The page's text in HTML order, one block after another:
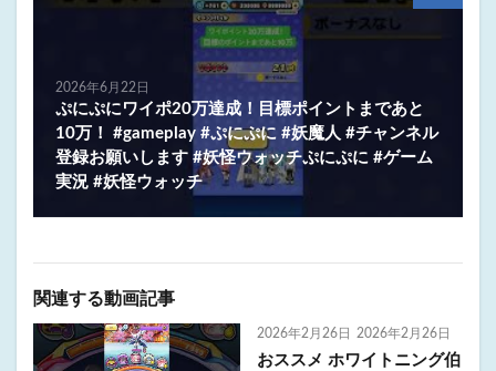
2026年6月22日
ぷにぷにワイポ20万達成！目標ポイントまであと
10万！ #gameplay #ぷにぷに #妖魔人 #チャンネル
登録お願いします #妖怪ウォッチぷにぷに #ゲーム
実況 #妖怪ウォッチ
関連する動画記事
2026年2月26日 2026年2月26日
おススメ ホワイトニング伯